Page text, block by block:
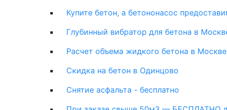
Купите бетон, а бетононасос
Глубинный вибратор для бетона в
Расчет объема жидкого бетона в Москве
Скидка на бетон в Одинцово
Снятие асфальта - бесплатно